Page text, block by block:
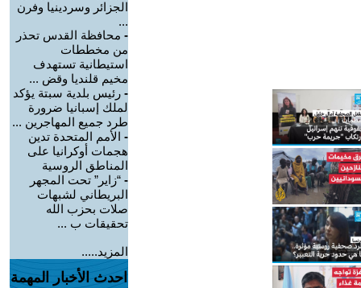
الجزائر وسردينيا وفرن
...
- محافظة القدس تحذر
من مخططات
استيطانية تستهدف
مخيم قلنديا وقض ...
- رئيس بلدية سبتة يؤكد
لملك إسبانيا ضرورة
طرد جميع المهاجرين ...
- الأمم المتحدة تدين
هجمات أوكرانيا على
المناطق الروسية
- “زاير” تحت المجهر
البريطاني لشبهات
صلات بحزب الله
تحقيقات ب ...
المزيد.....
احدث الأخبار المهمة